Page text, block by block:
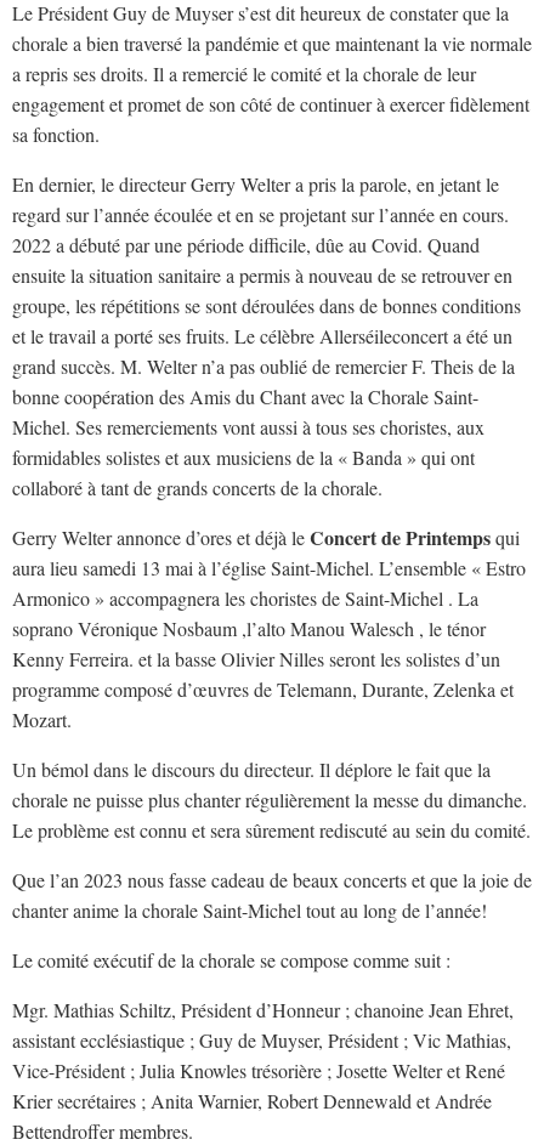
Le Président Guy de Muyser s’est dit heureux de constater que la
chorale a bien traversé la pandémie et que maintenant la vie normale
a repris ses droits. Il a remercié le comité et la chorale de leur
engagement et promet de son côté de continuer à exercer fidèlement
sa fonction.
En dernier, le directeur Gerry Welter a pris la parole, en jetant le
regard sur l’année écoulée et en se projetant sur l’année en cours.
2022 a débuté par une période difficile, dûe au Covid. Quand
ensuite la situation sanitaire a permis à nouveau de se retrouver en
groupe, les répétitions se sont déroulées dans de bonnes conditions
et le travail a porté ses fruits. Le célèbre Allerséileconcert a été un
grand succès. M. Welter n’a pas oublié de remercier F. Theis de la
bonne coopération des Amis du Chant avec la Chorale Saint-
Michel. Ses remerciements vont aussi à tous ses choristes, aux
formidables solistes et aux musiciens de la « Banda » qui ont
collaboré à tant de grands concerts de la chorale.
Gerry Welter annonce d’ores et déjà leConcert de Printempsqui
aura lieu samedi 13 mai à l’église Saint-Michel. L’ensemble « Estro
Armonico » accompagnera les choristes de Saint-Michel . La
soprano Véronique Nosbaum ,l’alto Manou Walesch , le ténor
Kenny Ferreira. et la basse Olivier Nilles seront les solistes d’un
programme composé d’œuvres de Telemann, Durante, Zelenka et
Mozart.
Un bémol dans le discours du directeur. Il déplore le fait que la
chorale ne puisse plus chanter régulièrement la messe du dimanche.
Le problème est connu et sera sûrement rediscuté au sein du comité.
Que l’an 2023 nous fasse cadeau de beaux concerts et que la joie de
chanter anime la chorale Saint-Michel tout au long de l’année!
Le comité exécutif de la chorale se compose comme suit :
Mgr. Mathias Schiltz, Président d’Honneur ; chanoine Jean Ehret,
assistant ecclésiastique ; Guy de Muyser, Président ; Vic Mathias,
Vice-Président ; Julia Knowles trésorière ; Josette Welter et René
Krier secrétaires ; Anita Warnier, Robert Dennewald et Andrée
Bettendroffer membres.